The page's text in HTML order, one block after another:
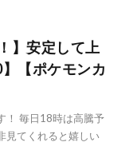
】安定して上
【ポケモンカ
！ 毎日18時は高騰予
見てくれると嬉しい